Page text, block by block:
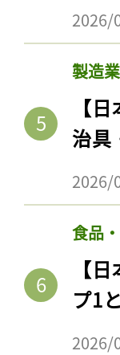
2026/
製造業
【
治具
2026/
食品
【
プ1
2026/